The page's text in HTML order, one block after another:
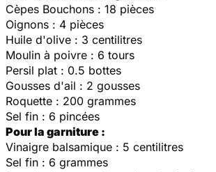
Cèpes Bouchons : 18 pièces
Oignons : 4 pièces
Huile d'olive : 3 centilitres
Moulin à poivre : 6 tours
Persil plat : 0.5 bottes
Gousses d'ail : 2 gousses
Roquette : 200 grammes
Sel fin : 6 pincées
Pour la garniture :
Vinaigre balsamique : 5 centilitres
Sel fin : 6 grammes